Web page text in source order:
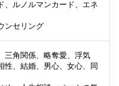
、ルノルマンカード、エネ
ンセリング
三角関係、略奪愛、浮気
性、結婚、男心、女心、同